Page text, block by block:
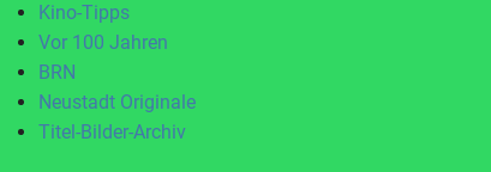
Kino-Tipps
Vor 100 Jahren
BRN
Neustadt Originale
Titel-Bilder-Archiv